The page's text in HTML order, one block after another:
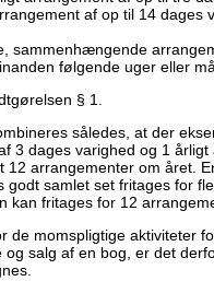
af op til 14 dages
sammenhængende
følgende uger eller
§ 1.
således, at der
3 dages varighed og 1
12 arrangementer om året.
godt samlet set fritages for
kan fritages for 12
de momspligtige aktiviteter
og salg af en bog, er det